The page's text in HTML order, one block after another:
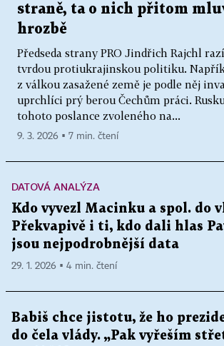
straně, ta o nich přitom
hrozbě
Předseda strany PRO Jindřich Rajchl
tvrdou protiukrajinskou politiku.
z válkou zasažené země je podle něj
uprchlíci prý berou Čechům práci.
tohoto poslance zvoleného na...
9. 3. 2026 ▪ 7 min. čtení
DATOVÁ ANALÝZA
Kdo vyvezl Macinku a spol. do
Překvapivě i ti, kdo dali hlas
jsou nejpodrobnější data
29. 1. 2026 ▪ 4 min. čtení
Babiš chce jistotu, že ho
do čela vlády. „Pak vyřeším